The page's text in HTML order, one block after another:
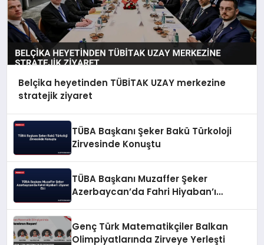
Belçika heyetinden TÜBİTAK UZAY merkezine
stratejik ziyaret
TÜBA Başkanı Şeker Bakü Türkoloji
Zirvesinde Konuştu
TÜBA Başkanı Muzaffer Şeker
Azerbaycan’da Fahri Hiyaban’ı
Genç Türk Matematikçiler Balkan
Olimpiyatlarında Zirveye Yerleşti